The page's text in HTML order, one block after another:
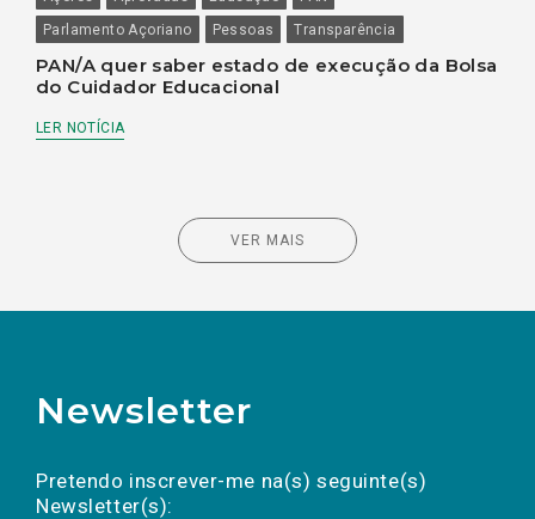
Parlamento Açoriano
Pessoas Transparência
PAN/A quer saber estado de execução da Bolsa
do Cuidador Educacional
LER NOTÍCIA
VER MAIS
Newsletter
Pretendo inscrever-me na(s) seguinte(s)
Newsletter(s):
a(s) newsletter(s).
mail